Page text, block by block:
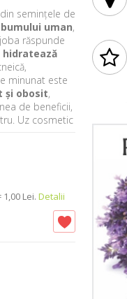
semințele de
uman,
răspunde
hidratează
minunat este
și obosit,
de beneficii,
Uz cosmetic
Lei. Detalii